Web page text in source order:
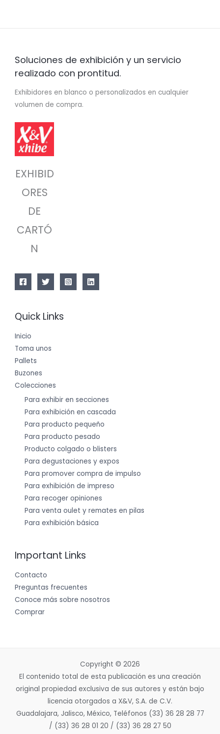
Soluciones de exhibición y un servicio
realizado con prontitud.
Exhibidores en blanco o personalizados en cualquier
volumen de compra.
EXHIBID
ORES
DE
CARTÓ
N
Quick Links
Inicio
Toma unos
Pallets
Buzones
Colecciones
Para exhibir en secciones
Para exhibición en cascada
Para producto pequeño
Para producto pesado
Producto colgado o blisters
Para degustaciones y expos
Para promover compra de impulso
Para exhibición de impreso
Para recoger opiniones
Para venta oulet y remates en pilas
Para exhibición básica
Important Links
Contacto
Preguntas frecuentes
Conoce más sobre nosotros
Comprar
Copyright © 2026
El contenido total de esta publicación es una creación
original propiedad exclusiva de sus autores y están bajo
licencia otorgados a X&V, S.A. de C.V.
Guadalajara, Jalisco, México, Teléfonos (33) 36 28 28 77
/ (33) 36 28 01 20 / (33) 36 28 27 50